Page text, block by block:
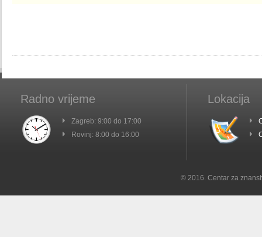
Radno vrijeme
Zagreb: 9:00 do 17:00
Rovinj: 8:00 do 16:00
Lokacija
© 2016. Centar za